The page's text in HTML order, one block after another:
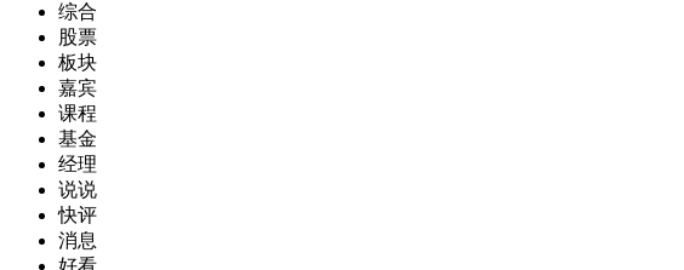
综合
股票
板块
嘉宾
课程
基金
经理
说说
快评
消息
好看